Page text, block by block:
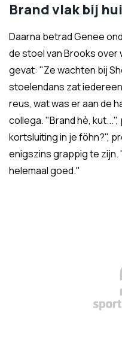
Brand vlak bij
Daarna betrad Genee
de stoel van Brooks over
gevat: "Ze wachten bij
stoelendans zat
reus, wat was er aan de
collega. "Brand hè,
kortsluiting in je föhn?",
enigszins grappig te zijn.
helemaal goed."